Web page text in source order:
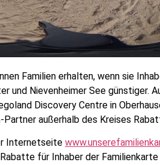
Familien erhalten, wenn sie
und Nievenheimer See günstiger.
Discovery Centre in
außerhalb des Kreises
Internetseite
für Inhaber der